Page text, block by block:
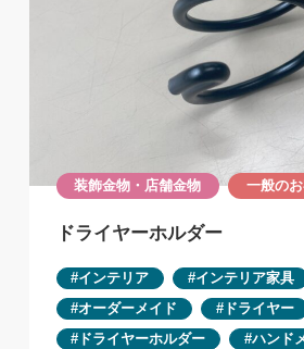
装飾金物・店舗金物 一般の
ドライヤーホルダー
インテリア
インテリア家具
オーダーメイド
ドライヤー
ドライヤーホルダー
ハンド